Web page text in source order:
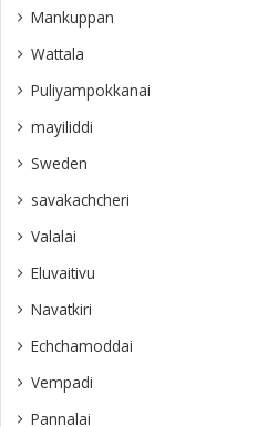
Mankuppan
Wattala
Puliyampokkanai
mayiliddi
Sweden
savakachcheri
Valalai
Eluvaitivu
Navatkiri
Echchamoddai
Vempadi
Pannalai